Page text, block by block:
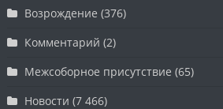
Возрождение (376)
Комментарий (2)
Межсоборное присутствие (65)
Новости (7 466)